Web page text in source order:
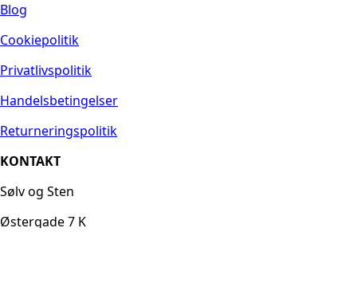
Blog
Cookiepolitik
Privatlivspolitik
Handelsbetingelser
Returneringspolitik
KONTAKT
Sølv og Sten
Østergade 7 K